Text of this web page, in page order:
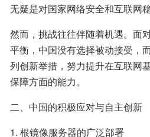
无疑是对国家网络安全和互联网
然而，挑战往往伴随着机遇。面
平衡，中国没有选择被动接受，
列创新举措，努力提升在互联网
保障方面的能力。
二、中国的积极应对与自主创新
1. 根镜像服务器的广泛部署